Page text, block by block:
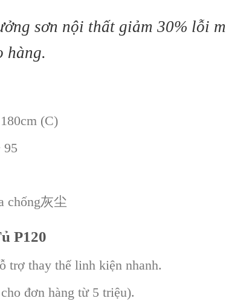
sơn nội thất giảm 30% lỗi
hàng.
(C)
95
chống灰尘
P120
trợ thay thế linh kiện nhanh.
đơn hàng từ 5 triệu).